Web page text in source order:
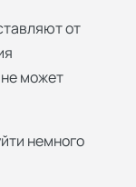
от
может
немного